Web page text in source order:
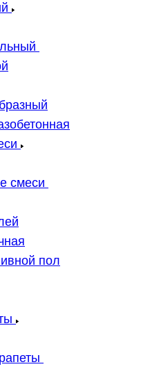
смеси
пол